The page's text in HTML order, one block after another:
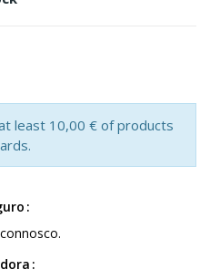
least 10,00 € of products